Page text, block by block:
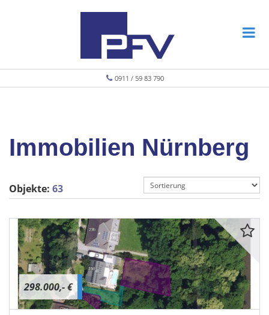
0911 / 59 83 790
Immobilien Nürnberg
Objekte: 63
298.000,- €